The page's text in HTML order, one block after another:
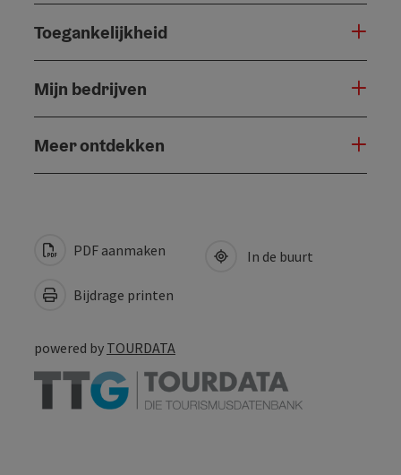
Toegankelijkheid
Mijn bedrijven
Meer ontdekken
PDF aanmaken
Bijdrage printen
In de buurt
powered by TOURDATA